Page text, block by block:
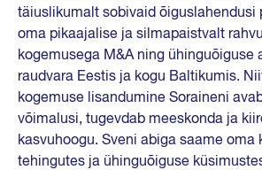
täiuslikumalt sobivaid õiguslahendusi
oma pikaajalise ja silmapaistvalt
kogemusega M&A ning ühinguõiguse
raudvara Eestis ja kogu Baltikumis.
kogemuse lisandumine Soraineni
võimalusi, tugevdab meeskonda ja
kasvuhoogu. Sveni abiga saame oma
tehingutes ja ühinguõiguse